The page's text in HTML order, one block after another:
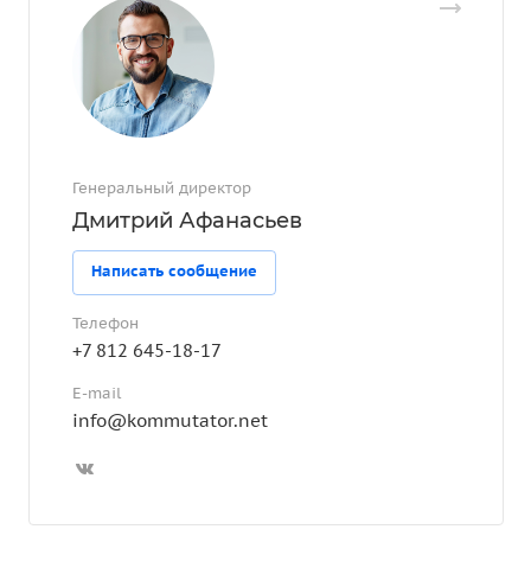
Генеральный директор
Дмитрий Афанасьев
Написать сообщение
Телефон
+7 812 645-18-17
E-mail
info@kommutator.net